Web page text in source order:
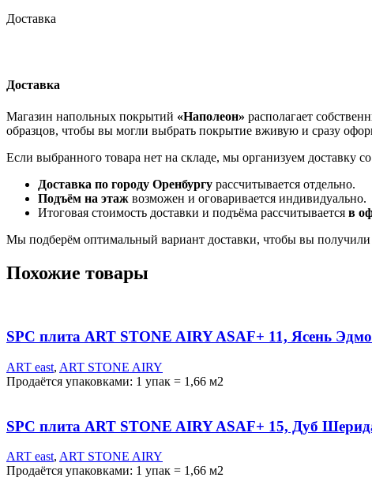
Доставка
Доставка
Магазин напольных покрытий «Наполеон» располагает
образцов, чтобы вы могли выбрать покрытие вживую и сразу
Если выбранного товара нет на складе, мы организуем доставку
Доставка по городу Оренбургу рассчитывается отдельно.
Подъём на этаж возможен и оговаривается индивидуально.
Итоговая стоимость доставки и подъёма рассчитывается в
Мы подберём оптимальный вариант доставки, чтобы вы
Похожие товары
SPC плита ART STONE AIRY ASAF+ 11, Ясень
ART east, ART STONE AIRY
Продаётся упаковками: 1 упак = 1,66 м2
SPC плита ART STONE AIRY ASAF+ 15, Дуб
ART east, ART STONE AIRY
Продаётся упаковками: 1 упак = 1,66 м2